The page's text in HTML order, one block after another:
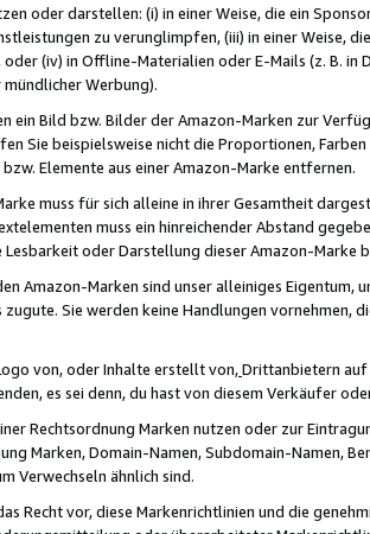
oder darstellen: (i) in einer Weise, die ein
zu verunglimpfen, (iii) in einer Weise,
(iv) in Offline-Materialien oder E-Mails (z. B. in
Werbung).
ein Bild bzw. Bilder der Amazon-Marken zur
Sie beispielsweise nicht die Proportionen,
Elemente aus einer Amazon-Marke entfernen.
muss für sich alleine in ihrer Gesamtheit
muss ein hinreichender Abstand
oder Darstellung dieser Amazon-Marke
Amazon-Marken sind unser alleiniges
Sie werden keine Handlungen vornehmen,
von, oder Inhalte erstellt von,Drittanbietern auf
es sei denn, du hast von diesem Verkäufer
Rechtsordnung Marken nutzen oder zur
Marken, Domain-Namen, Subdomain-Namen,
Verwechseln ähnlich sind.
Recht vor, diese Markenrichtlinien und die